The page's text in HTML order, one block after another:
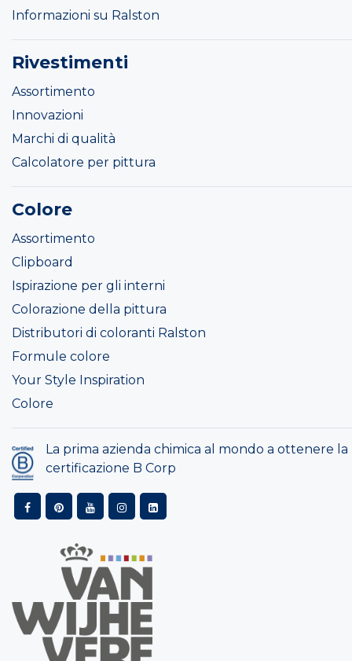
Informazioni su Ralston
Rivestimenti
Assortimento
Innovazioni
Marchi di qualità
Calcolatore per pittura
Colore
Assortimento
Clipboard
Ispirazione per gli interni
Colorazione della pittura
Distributori di coloranti Ralston
Formule colore
Your Style Inspiration
Colore
La prima azienda chimica al mondo a ottenere la
certificazione B Corp